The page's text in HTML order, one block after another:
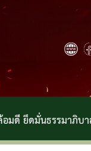
ธรรมาภิบาล